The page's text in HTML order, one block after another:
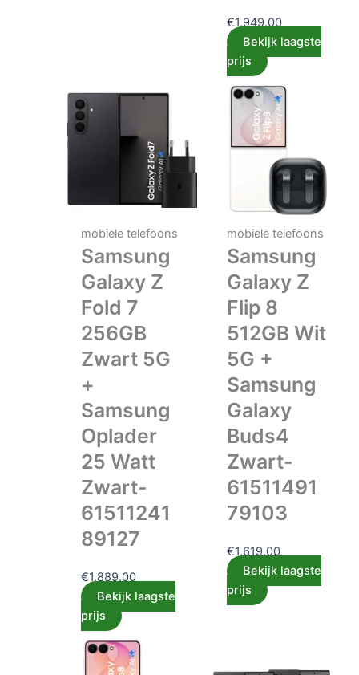
€1,949.00
Bekijk laagste
prijs
mobiele telefoons
Samsung
Galaxy Z
Fold 7
256GB
Zwart 5G
+
Samsung
Oplader
25 Watt
Zwart-
61511241
89127
€1,889.00
Bekijk laagste
prijs
mobiele telefoons
Samsung
Galaxy Z
Flip 8
512GB Wit
5G +
Samsung
Galaxy
Buds4
Zwart-
61511491
79103
€1,619.00
Bekijk laagste
prijs